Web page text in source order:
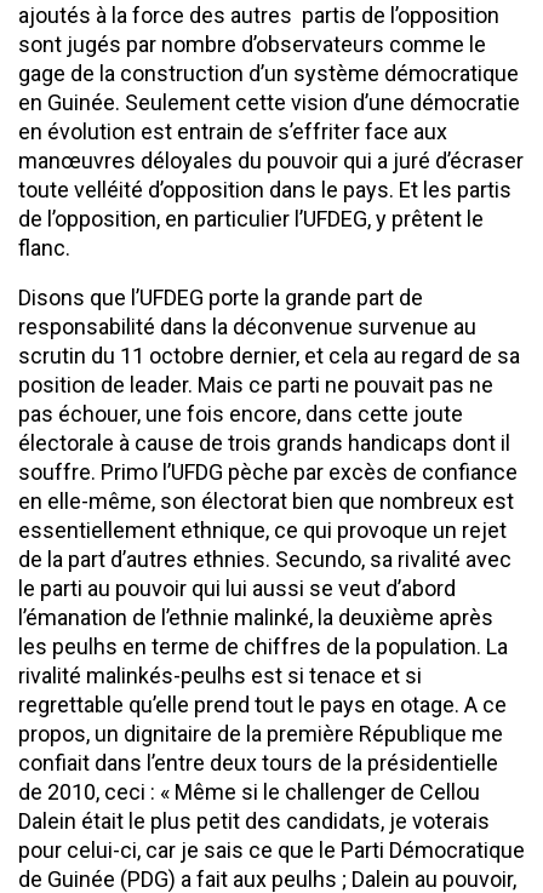
ajoutés à la force des autres partis de l’opposition
sont jugés par nombre d’observateurs comme le
gage de la construction d’un système démocratique
en Guinée. Seulement cette vision d’une démocratie
en évolution est entrain de s’effriter face aux
manœuvres déloyales du pouvoir qui a juré d’écraser
toute velléité d’opposition dans le pays. Et les partis
de l’opposition, en particulier l’UFDEG, y prêtent le
flanc.
Disons que l’UFDEG porte la grande part de
responsabilité dans la déconvenue survenue au
scrutin du 11 octobre dernier, et cela au regard de sa
position de leader. Mais ce parti ne pouvait pas ne
pas échouer, une fois encore, dans cette joute
électorale à cause de trois grands handicaps dont il
souffre. Primo l’UFDG pèche par excès de confiance
en elle-même, son électorat bien que nombreux est
essentiellement ethnique, ce qui provoque un rejet
de la part d’autres ethnies. Secundo, sa rivalité avec
le parti au pouvoir qui lui aussi se veut d’abord
l’émanation de l’ethnie malinké, la deuxième après
les peulhs en terme de chiffres de la population. La
rivalité malinkés-peulhs est si tenace et si
regrettable qu’elle prend tout le pays en otage. A ce
propos, un dignitaire de la première République me
confiait dans l’entre deux tours de la présidentielle
de 2010, ceci : « Même si le challenger de Cellou
Dalein était le plus petit des candidats, je voterais
pour celui-ci, car je sais ce que le Parti Démocratique
de Guinée (PDG) a fait aux peulhs ; Dalein au pouvoir,